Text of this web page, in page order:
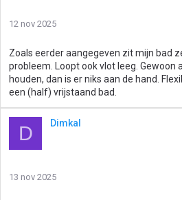
n
e
n
:
12 nov 2025
Zoals eerder aangegeven zit mijn bad
probleem. Loopt ook vlot leeg. Gewoon
houden, dan is er niks aan de hand.
een (half) vrijstaand bad.
D Dimkal
13 nov 2025